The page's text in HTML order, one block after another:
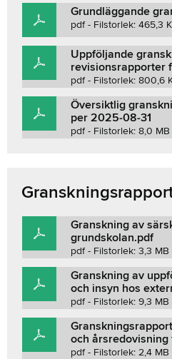
Grundläggande
pdf - Filstorlek: 465,3
Uppföljande
revisionsrapporter
pdf - Filstorlek: 800,6
Översiktlig
per 2025-08-31
pdf - Filstorlek: 8,0 MB
Granskning av
grundskolan.pdf
pdf - Filstorlek: 3,3 MB
Granskning av
och insyn hos
pdf - Filstorlek: 9,3 MB
och
pdf - Filstorlek: 2,4 MB